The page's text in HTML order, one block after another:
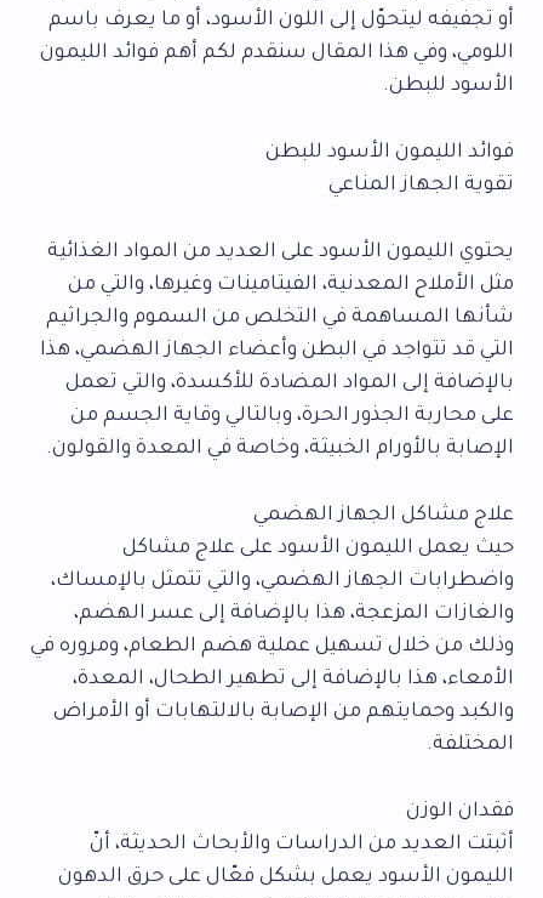
أو تجفيفه ليتحوّل إلى اللون الأسود، أو ما يعرف باسم
اللومي، وفي هذا المقال سنقدم لكم أهم فوائد الليمون
الأسود للبطن.
فوائد الليمون الأسود للبطن
تقوية الجهاز المناعي
يحتوي الليمون الأسود على العديد من المواد الغذائية
مثل الأملاح المعدنية، الفيتامينات وغيرها، والتي من
شأنها المساهمة في التخلص من السموم والجراثيم
التي قد تتواجد في البطن وأعضاء الجهاز الهضمي، هذا
بالإضافة إلى المواد المضادة للأكسدة، والتي تعمل
على محاربة الجذور الحرة، وبالتالي وقاية الجسم من
الإصابة بالأورام الخبيثة، وخاصة في المعدة والقولون.
علاج مشاكل الجهاز الهضمي
حيث يعمل الليمون الأسود على علاج مشاكل
واضطرابات الجهاز الهضمي، والتي تتمثل بالإمساك،
والغازات المزعجة، هذا بالإضافة إلى عسر الهضم،
وذلك من خلال تسهيل عملية هضم الطعام، ومروره في
الأمعاء، هذا بالإضافة إلى تطهير الطحال، المعدة،
والكبد وحمايتهم من الإصابة بالالتهابات أو الأمراض
المختلفة.
فقدان الوزن
أثبتت العديد من الدراسات والأبحاث الحديثة، أنّ
الليمون الأسود يعمل بشكل فعّال على حرق الدهون